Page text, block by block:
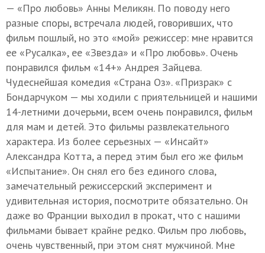
— «Про любовь» Анны Меликян. По поводу него
разные споры, встречала людей, говоривших, что
фильм пошлый, но это «мой» режиссер: мне нравится
ее «Русалка», ее «Звезда» и «Про любовь». Очень
понравился фильм «14+» Андрея Зайцева.
Чудеснейшая комедия «Страна Оз». «Призрак» с
Бондарчуком — мы ходили с приятельницей и нашими
14-летними дочерьми, всем очень понравился, фильм
для мам и детей. Это фильмы развлекательного
характера. Из более серьезных — «Инсайт»
Александра Котта, а перед этим был его же фильм
«Испытание». Он снял его без единого слова,
замечательный режиссерский эксперимент и
удивительная история, посмотрите обязательно. Он
даже во Франции выходил в прокат, что с нашими
фильмами бывает крайне редко. Фильм про любовь,
очень чувственный, при этом снят мужчиной. Мне